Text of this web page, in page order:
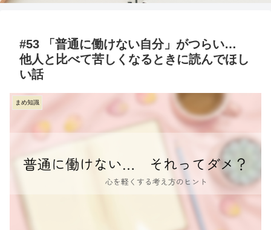
#53 「普通に働けない自分」がつらい…
他人と比べて苦しくなるときに読んでほし
い話
まめ知識